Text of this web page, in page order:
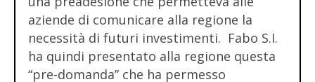
aziende di comunicare alla regione la
necessità di futuri investimenti. Fabo S.I.
ha quindi presentato alla regione questa
“pre-domanda” che ha permesso